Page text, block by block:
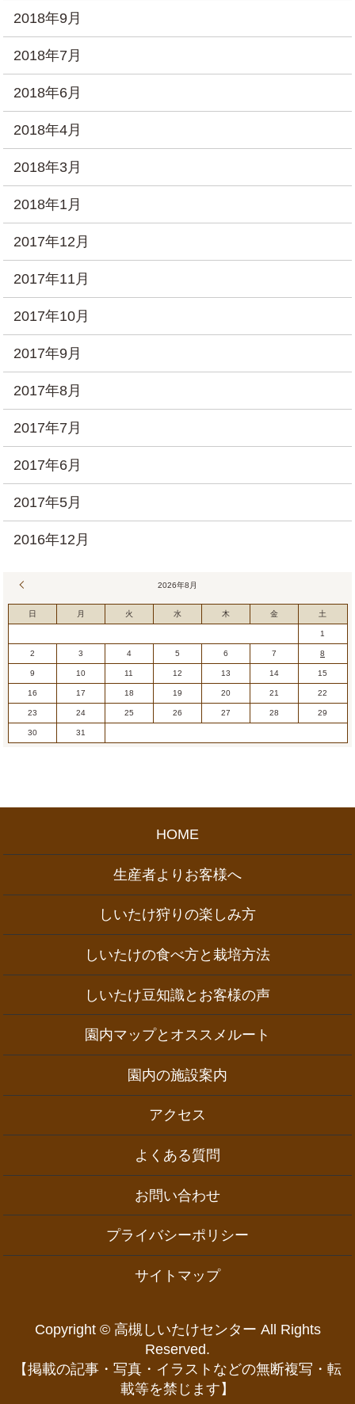
2018年9月
2018年7月
2018年6月
2018年4月
2018年3月
2018年1月
2017年12月
2017年11月
2017年10月
2017年9月
2017年8月
2017年7月
2017年6月
2017年5月
2016年12月
2026年8月
日 月 火 水 木 金 土
1
2 3 4 5 6 7 8
9 10 11 12 13 14 15
16 17 18 19 20 21 22
23 24 25 26 27 28 29
30 31
HOME
生産者よりお客様へ
しいたけ狩りの楽しみ方
しいたけの食べ方と栽培方法
しいたけ豆知識とお客様の声
園内マップとオススメルート
園内の施設案内
アクセス
よくある質問
お問い合わせ
プライバシーポリシー
サイトマップ
Copyright © 高槻しいたけセンター All Rights
Reserved.
【掲載の記事・写真・イラストなどの無断複写・転
載等を禁じます】